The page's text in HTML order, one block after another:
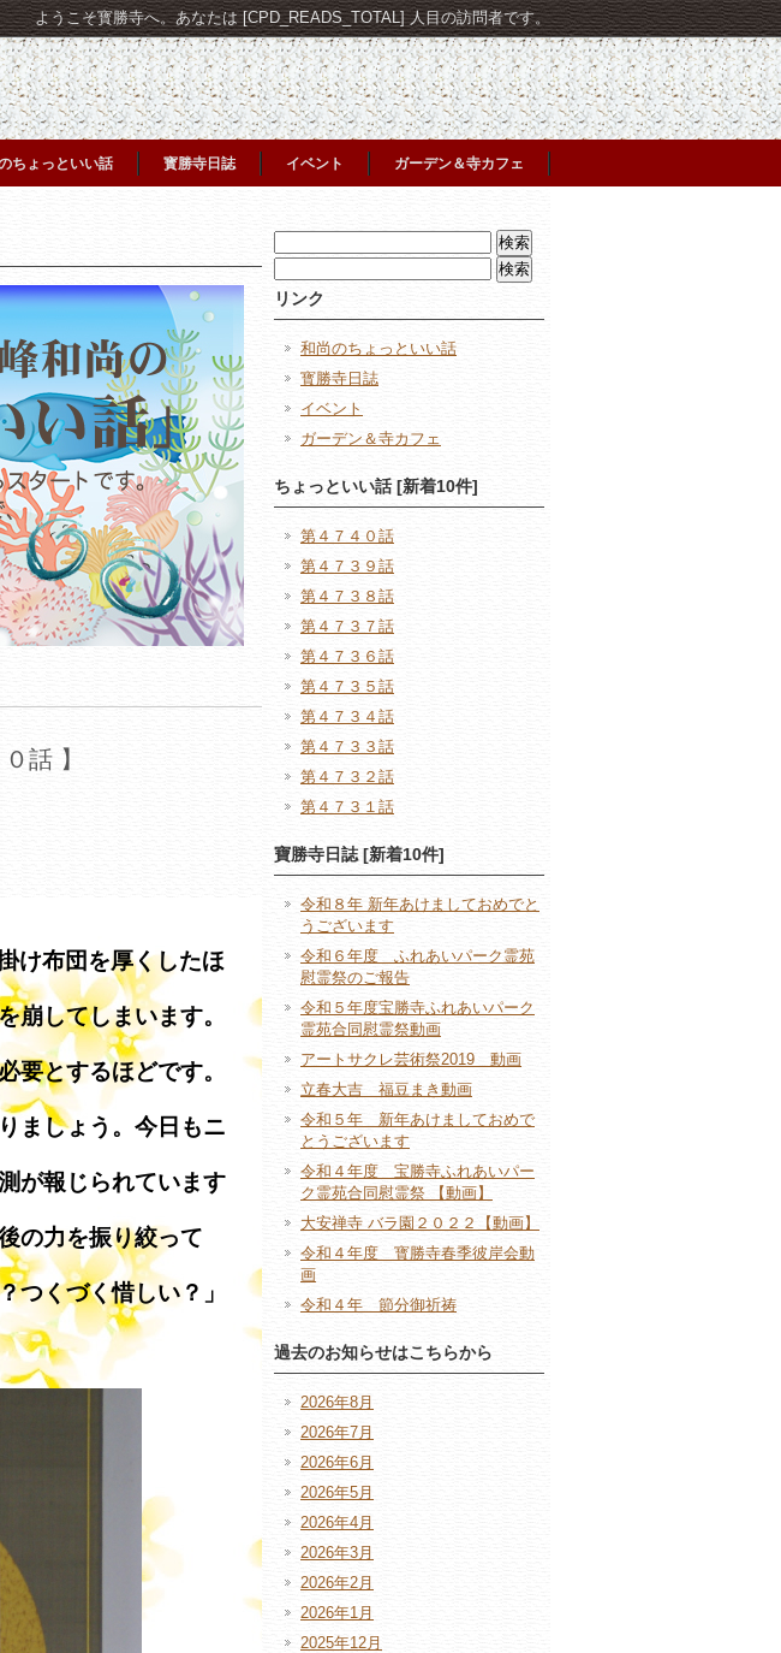
ようこそ寳勝寺へ。あなたは [CPD_READS_TOTAL] 人目の訪問者です。
ちょっといい話 寳勝寺日誌 イベント ガーデン＆寺カフェ
話 】
け布団を厚くしたほ
崩してしまいます。
要とするほどです。
ましょう。今日もニ
が報じられています
の力を振り絞って
つくづく惜しい？」
索:
索:
リンク
和尚のちょっといい話
寳勝寺日誌
イベント
ガーデン＆寺カフェ
ちょっといい話 [新着10件]
第４７４０話
第４７３９話
第４７３８話
第４７３７話
第４７３６話
第４７３５話
第４７３４話
第４７３３話
第４７３２話
第４７３１話
寶勝寺日誌 [新着10件]
令和８年 新年あけましておめでと
うございます
令和６年度 ふれあいパーク霊苑
慰霊祭のご報告
令和５年度宝勝寺ふれあいパーク
霊苑合同慰霊祭動画
アートサクレ芸術祭2019 動画
立春大吉 福豆まき動画
令和５年 新年あけましておめで
とうございます
令和４年度 宝勝寺ふれあいパー
ク霊苑合同慰霊祭 【動画】
大安禅寺 バラ園２０２２【動画】
令和４年度 寳勝寺春季彼岸会動
画
令和４年 節分御祈祷
過去のお知らせはこちらから
2026年8月
2026年7月
2026年6月
2026年5月
2026年4月
2026年3月
2026年2月
2026年1月
2025年12月